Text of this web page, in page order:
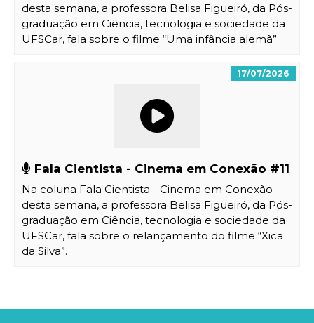
desta semana, a professora Belisa Figueiró, da Pós-
graduação em Ciência, tecnologia e sociedade da
UFSCar, fala sobre o filme “Uma infância alemã”.
Fala Cientista - Cinema em Conexão #11
17/07/2026
Na coluna Fala Cientista - Cinema em Conexão
desta semana, a professora Belisa Figueiró, da Pós-
graduação em Ciência, tecnologia e sociedade da
UFSCar, fala sobre o relançamento do filme “Xica
da Silva”.